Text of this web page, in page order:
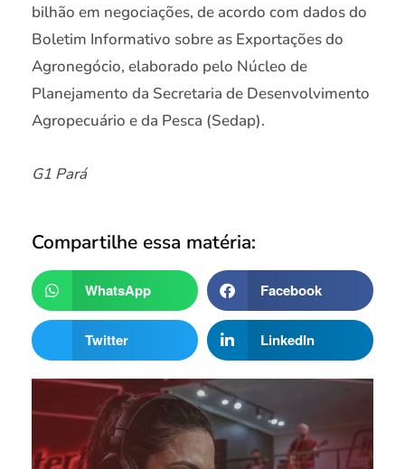
bilhão em negociações, de acordo com dados do
Boletim Informativo sobre as Exportações do
Agronegócio, elaborado pelo Núcleo de
Planejamento da Secretaria de Desenvolvimento
Agropecuário e da Pesca (Sedap).
G1 Pará
Compartilhe essa matéria:
WhatsApp Facebook
Twitter LinkedIn